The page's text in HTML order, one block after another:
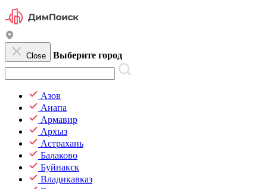
Close Выберите город
Азов
Анапа
Армавир
Архыз
Астрахань
Балаково
Буйнакск
Владикавказ